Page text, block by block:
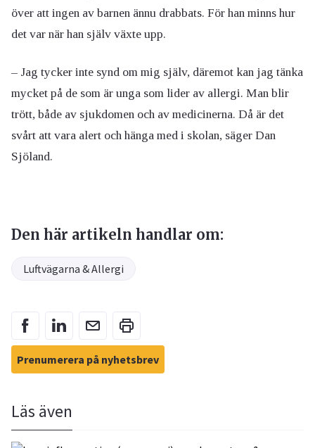
över att ingen av barnen ännu drabbats. För han minns hur
det var när han själv växte upp.
– Jag tycker inte synd om mig själv, däremot kan jag tänka
mycket på de som är unga som lider av allergi. Man blir
trött, både av sjukdomen och av medicinerna. Då är det
svårt att vara alert och hänga med i skolan, säger Dan
Sjöland.
Den här artikeln handlar om:
Luftvägarna & Allergi
Prenumerera på nyhetsbrev
Läs även